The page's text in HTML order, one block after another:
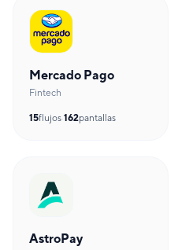
Mercado Pago
Fintech
15flujos·162pantallas
AstroPay